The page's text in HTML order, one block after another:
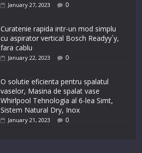
January 27, 2023 0
Curatenie rapida intr-un mod simplu
cu aspirator vertical Bosch Readyy`y,
fara cablu
January 22, 2023 0
O solutie eficienta pentru spalatul
vaselor, Masina de spalat vase
Whirlpool Tehnologia al 6-lea Simt,
Sistem Natural Dry, Inox
January 21, 2023 0